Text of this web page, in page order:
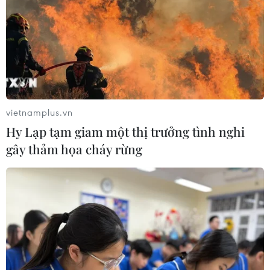
tập và xác định danh tính hài cốt liệt
sỹ
07/08/2026 10:19
Lào Cai: Đứt gãy 30m đường
tỉnh 161 sau mưa lớn, giao thông bị
chia cắt
07/08/2026 10:08
Đã xác định phương tiện khiến hàng
loạt ôtô thủng lốp trên cao tốc Bắc-
Nam
07/08/2026 10:03
An Giang: Kịp thời hỗ trợ các hộ dân
vietnamplus.vn
Hy Lạp tạm giam một thị trưởng tình nghi
gây thảm họa cháy rừng